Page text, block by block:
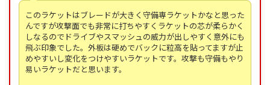
このラケットはブレードが大きく守備専ラケットかなと思った
んですが攻撃面でも非常に打ちやすくラケットの芯が柔らかく
しなるのでドライブやスマッシュの威力が出しやすく意外にも
飛ぶ印象でした。外板は硬めでバックに粒高を貼ってますが止
めやすいし変化をつけやすいラケットです。攻撃も守備もやり
易いラケットだと思います。